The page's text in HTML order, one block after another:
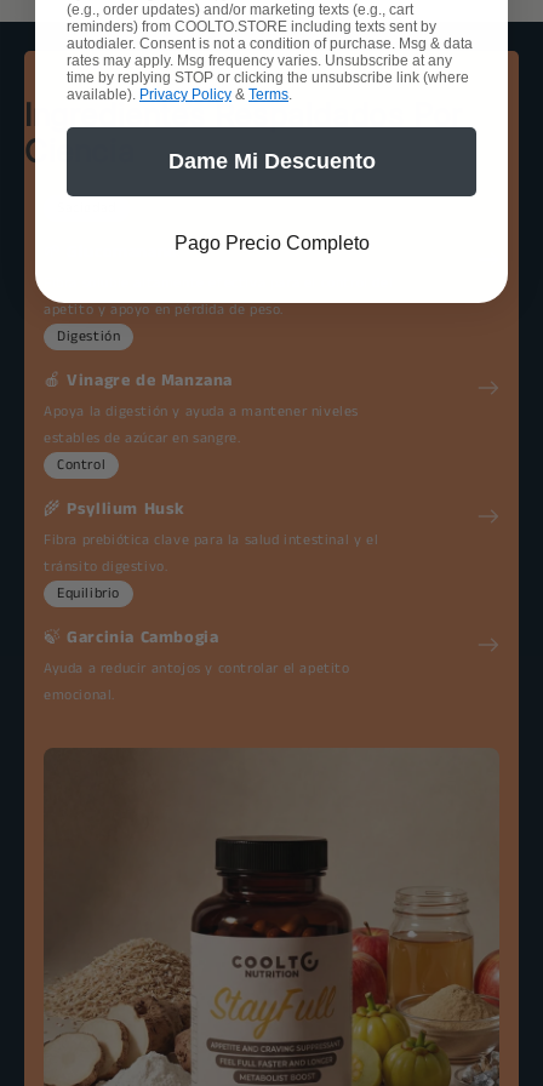
Ingredientes Respaldados Por
Ciencia
Glucomanano
apetito y apoyo en pérdida de peso.
Digestión
🍎Vinagre de Manzana
Apoya la digestión y ayuda a mantener niveles
estables de azúcar en sangre.
Control
🌾 Psyllium Husk
Fibra prebiótica clave para la salud intestinal y el
tránsito digestivo.
Equilibrio
🍃Garcinia Cambogia
Ayuda a reducir antojos y controlar el apetito
emocional.
(e.g., order updates) and/or marketing texts (e.g., cart
reminders) from COOLTO.STORE including texts sent by
autodialer. Consent is not a condition of purchase. Msg & data
rates may apply. Msg frequency varies. Unsubscribe at any
time by replying STOP or clicking the unsubscribe link (where
available). Privacy Policy & Terms
Dame Mi Descuento
Pago Precio Completo